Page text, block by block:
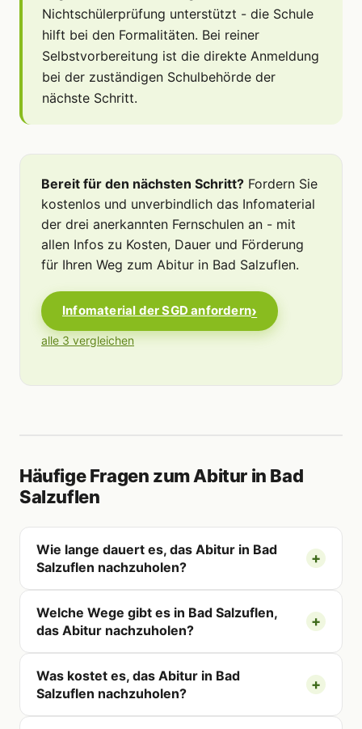
Nichtschülerprüfung unterstützt - die Schule
hilft bei den Formalitäten. Bei reiner
Selbstvorbereitung ist die direkte Anmeldung
bei der zuständigen Schulbehörde der
nächste Schritt.
Bereit für den nächsten Schritt? Fordern Sie
kostenlos und unverbindlich das Infomaterial
der drei anerkannten Fernschulen an - mit
allen Infos zu Kosten, Dauer und Förderung
für Ihren Weg zum Abitur in Bad Salzuflen.
Infomaterial der SGD anfordern
alle 3 vergleichen
Häufige Fragen zum Abitur in Bad
Salzuflen
Wie lange dauert es, das Abitur in Bad
Salzuflen nachzuholen?
Welche Wege gibt es in Bad Salzuflen,
das Abitur nachzuholen?
Was kostet es, das Abitur in Bad
Salzuflen nachzuholen?